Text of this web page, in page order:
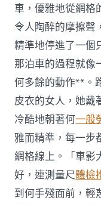
車，優雅地從網格
令人陶醉的摩擦聲
精準地停進了一個
那泊車的過程就像
何多餘的動作**。
皮衣的女人，她戴
冷酷地朝著何一般
雅而精準，每一步
網格線上。「車影
好，連測量尺體檢
到何手殘面前，輕